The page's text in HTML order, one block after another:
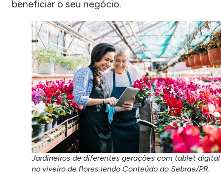
beneficiar o seu negócio.
Jardineiros de diferentes gerações com tablet digital
no viveiro de flores lendo Conteúdo do Sebrae/PR.